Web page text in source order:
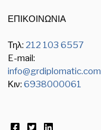
ΕΠΙΚΟΙΝΩΝΙΑ
Τηλ: 212 103 6557
E-mail:
info@grdiplomatic.com
Κιν:6938000061